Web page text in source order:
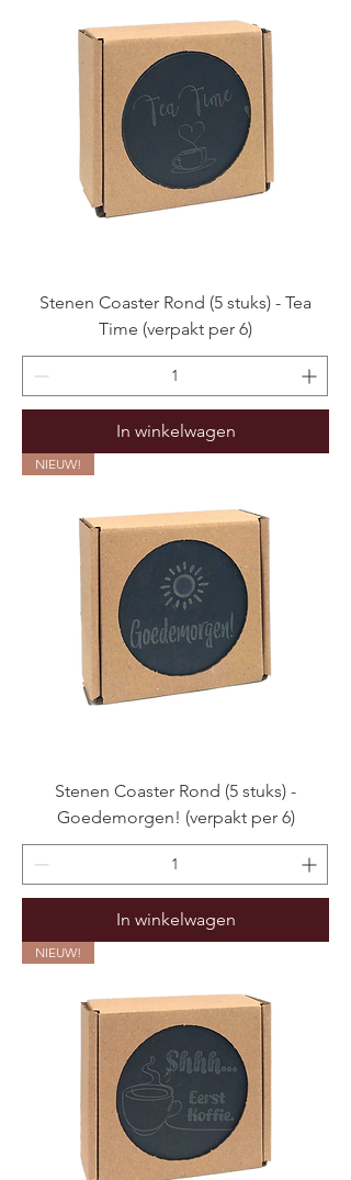
Stenen Coaster Rond (5 stuks) - Tea
Time (verpakt per 6)
In winkelwagen
NIEUW!
Stenen Coaster Rond (5 stuks) -
Goedemorgen! (verpakt per 6)
In winkelwagen
NIEUW!